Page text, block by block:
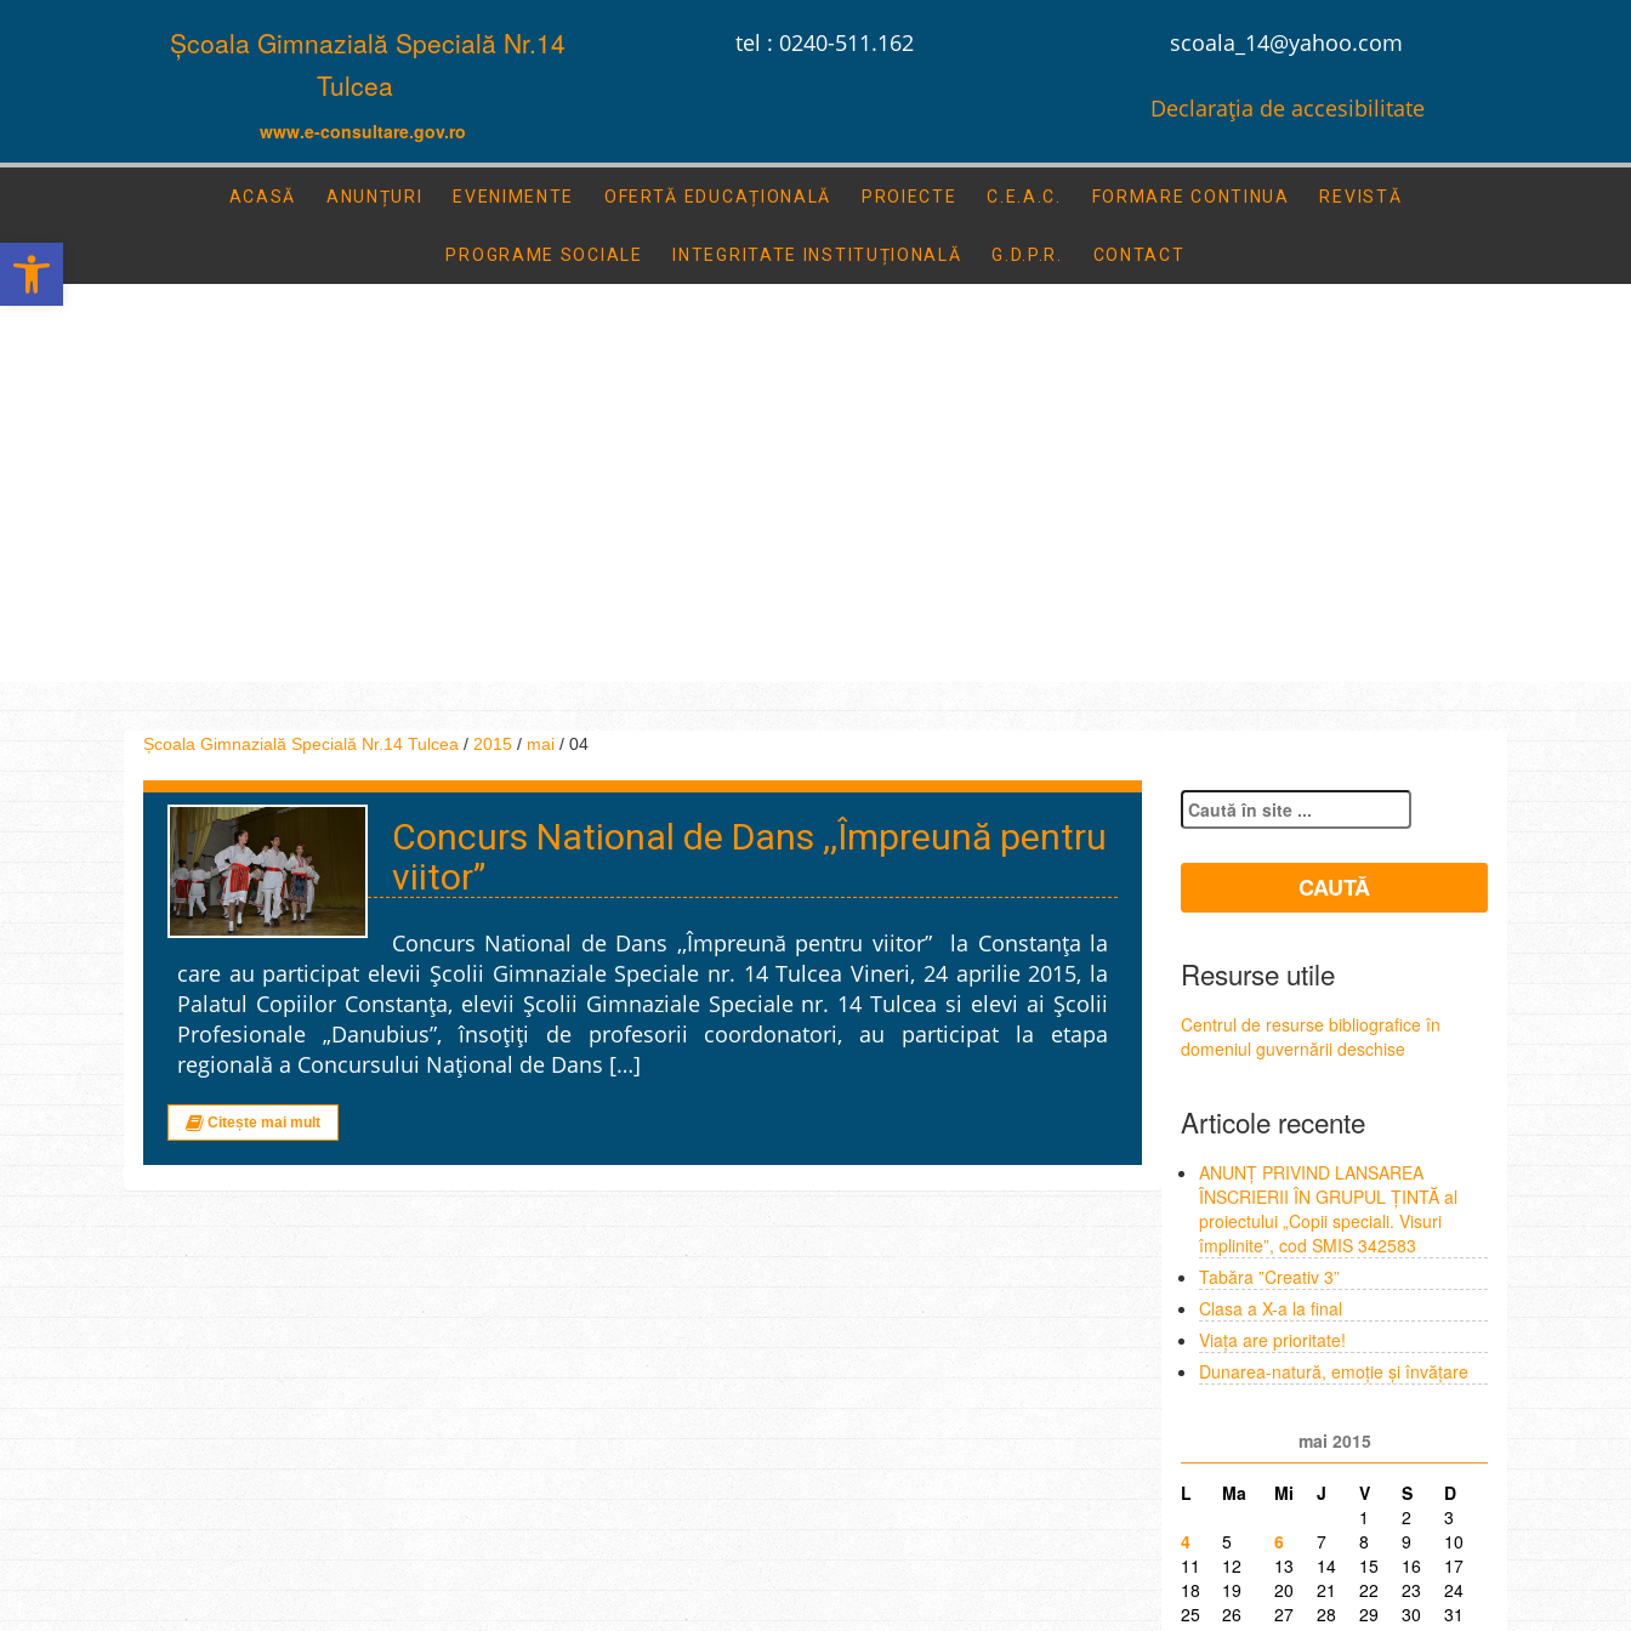
Școala Gimnazială Specială Nr.14
Tulcea
www.e-consultare.gov.ro
tel : 0240-511.162 scoala_14@yahoo.com
Declarația de accesibilitate
ACASĂ ANUNȚURI EVENIMENTE OFERTĂ EDUCAȚIONALĂ PROIECTE C.E.A.C. FORMARE CONTINUA REVISTĂ
PROGRAME SOCIALE INTEGRITATE INSTITUȚIONALĂ G.D.P.R. CONTACT
Școala Gimnazială Specială Nr.14 Tulcea / 2015 / mai / 04
Concurs National de Dans ,,Împreună pentru
viitor”
Concurs National de Dans ,,Împreună pentru viitor” la Constanţa la
care au participat elevii Şcolii Gimnaziale Speciale nr. 14 Tulcea Vineri, 24 aprilie 2015, la
Palatul Copiilor Constanța, elevii Şcolii Gimnaziale Speciale nr. 14 Tulcea si elevi ai Şcolii
Profesionale „Danubius”, însoțiți de profesorii coordonatori, au participat la etapa
regională a Concursului Naţional de Dans […]
Citește mai mult
Resurse utile
Centrul de resurse bibliografice în
domeniul guvernării deschise
Articole recente
ANUNȚ PRIVIND LANSAREA
ÎNSCRIERII ÎN GRUPUL ȚINTĂ al
proiectului „Copii speciali. Visuri
împlinite”, cod SMIS 342583
Tabăra ”Creativ 3”
Clasa a X-a la final
Viața are prioritate!
Dunarea-natură, emoție și învățare
mai 2015
L Ma Mi J V S
D
1
2
3
4
5 6 7 8 9
10
11
12 13 14 15 16
17
18
19 20 21 22 23
24
25
26 27 28 29 30
31
Deschide bara de unelte